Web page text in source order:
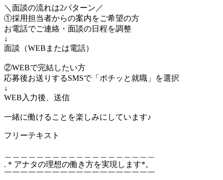
＼面談の流れは2パターン／
①採用担当者からの案内をご希望の方
お電話でご連絡・面談の日程を調整
↓
面談（WEBまたは電話）
②WEBで完結したい方
応募後お送りするSMSで「ポチッと就職」を選択
↓
WEB入力後、送信
一緒に働けることを楽しみにしています♪
フリーテキスト
.＊アナタの理想の働き方を実現します*。
￣￣￣￣￣￣￣￣￣￣￣￣￣￣￣￣￣￣￣